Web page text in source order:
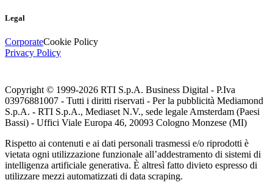
Legal
CorporateCookie Policy
Privacy Policy
Copyright © 1999-2026 RTI S.p.A. Business Digital - P.Iva
03976881007 - Tutti i diritti riservati - Per la pubblicità Mediamond
S.p.A. - RTI S.p.A., Mediaset N.V., sede legale Amsterdam (Paesi
Bassi) - Uffici Viale Europa 46, 20093 Cologno Monzese (MI)
Rispetto ai contenuti e ai dati personali trasmessi e/o riprodotti è
vietata ogni utilizzazione funzionale all’addestramento di sistemi di
intelligenza artificiale generativa. È altresì fatto divieto espresso di
utilizzare mezzi automatizzati di data scraping.